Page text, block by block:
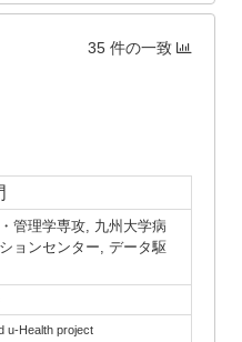
35 件の一致
管理学専攻, 九州大学病
ョンセンター, データ駆
u-Health project